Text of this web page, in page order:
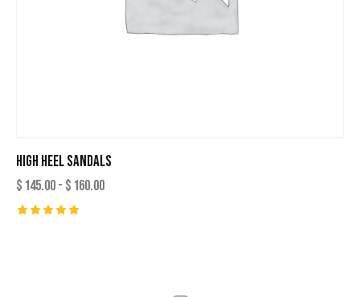
HIGH HEEL SANDALS
$ 145.00- $ 160.00